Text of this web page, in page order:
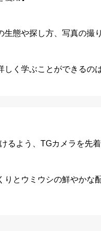
生態や探し方、写真の撮
しく学ぶことができるの
るよう、TGカメラを先
りとウミウシの鮮やかな